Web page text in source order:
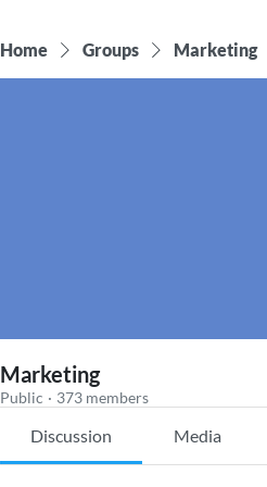
Home Groups Marketing
Marketing
Public · 373 members
Discussion Media